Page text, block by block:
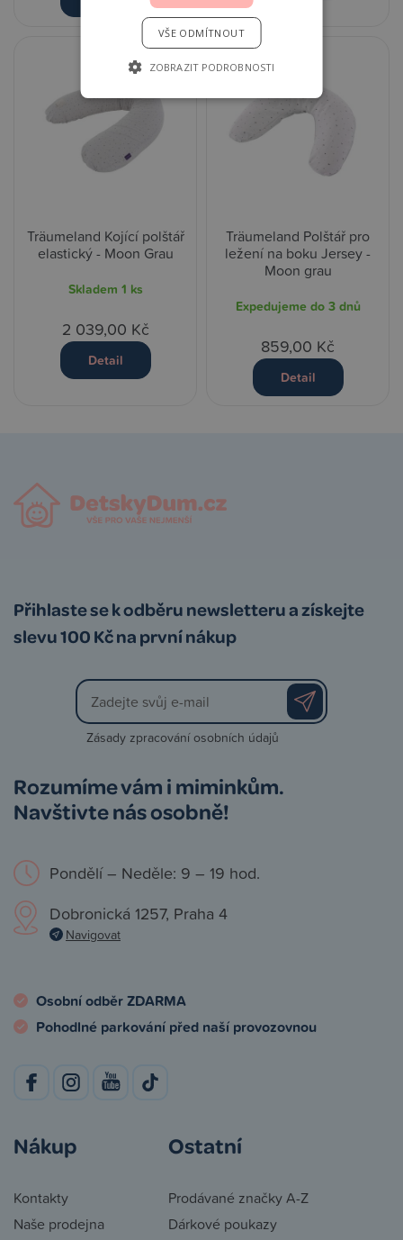
Träumeland Kojící polštář
elastický - Moon Grau
Skladem 1 ks
2 039,00 Kč
Detail
Träumeland Polštář pro
ležení na boku Jersey -
Moon grau
Expedujeme do 3 dnů
859,00 Kč
Detail
Přihlaste se k odběru newsletteru a získejte
slevu 100 Kč na první nákup
Zásady zpracování osobních údajů
Rozumíme vám i miminkům.
Navštivte nás osobně!
Pondělí – Neděle: 9 – 19 hod.
Dobronická 1257, Praha 4
Navigovat
Osobní odběr ZDARMA
Pohodlné parkování před naší provozovnou
Nákup
Kontakty
Naše prodejna
Ostatní
Prodávané značky A-Z
Dárkové poukazy
VŠE ODMÍTNOUT
ZOBRAZIT PODROBNOSTI